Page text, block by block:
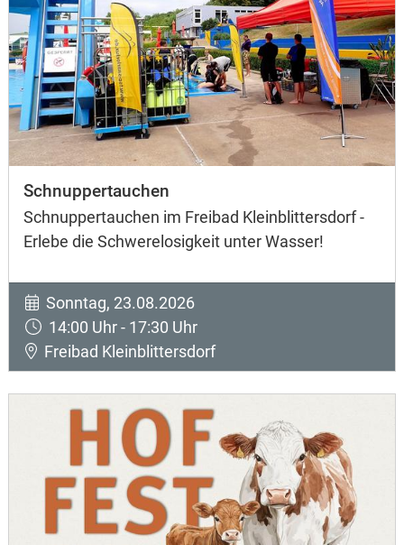
Schnuppertauchen
Schnuppertauchen im Freibad Kleinblittersdorf -
Erlebe die Schwerelosigkeit unter Wasser!
Sonntag, 23.08.2026
14:00 Uhr - 17:30 Uhr
Freibad Kleinblittersdorf